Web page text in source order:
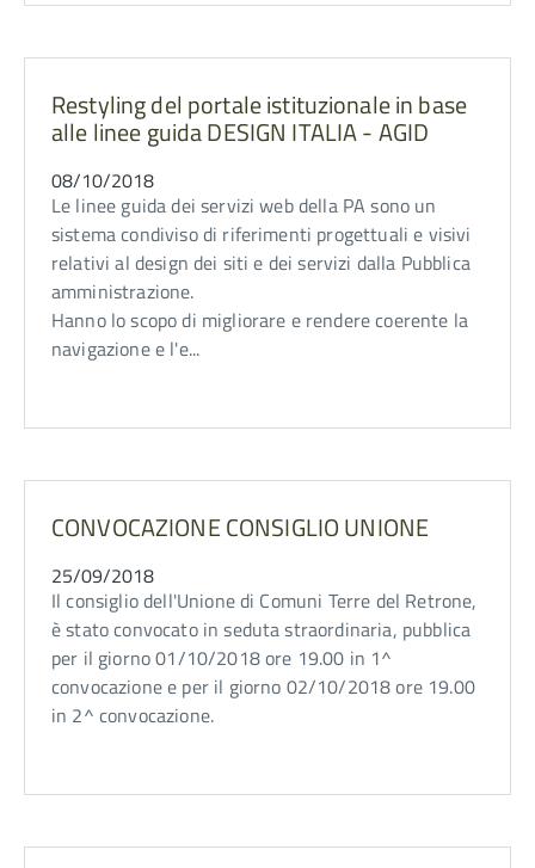
Restyling del portale istituzionale in base
alle linee guida DESIGN ITALIA - AGID
08/10/2018
Le linee guida dei servizi web della PA sono un
sistema condiviso di riferimenti progettuali e visivi
relativi al design dei siti e dei servizi dalla Pubblica
amministrazione.
Hanno lo scopo di migliorare e rendere coerente la
navigazione e l'e...
CONVOCAZIONE CONSIGLIO UNIONE
25/09/2018
Il consiglio dell'Unione di Comuni Terre del Retrone,
è stato convocato in seduta straordinaria, pubblica
per il giorno 01/10/2018 ore 19.00 in 1^
convocazione e per il giorno 02/10/2018 ore 19.00
in 2^ convocazione.